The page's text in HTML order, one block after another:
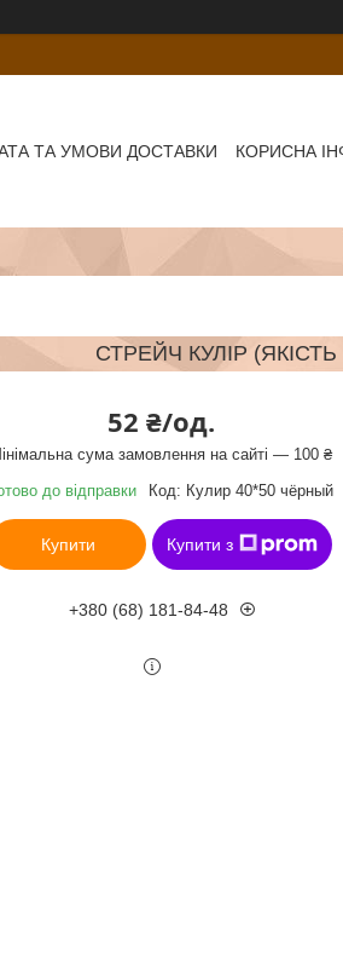
ТА УМОВИ ДОСТАВКИ КОРИСНА
СТРЕЙЧ КУЛІР
52 ₴/од.
сума замовлення на сайті — 100 ₴
до відправки
Код: Кулир 40*50 чёрный
Купити Купити з
+380 (68) 181-84-48